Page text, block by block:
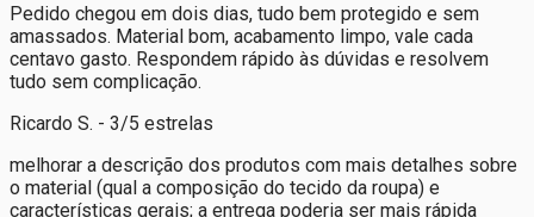
Pedido chegou em dois dias, tudo bem protegido e sem
amassados. Material bom, acabamento limpo, vale cada
centavo gasto. Respondem rápido às dúvidas e resolvem
tudo sem complicação.
Ricardo S. - 3/5 estrelas
melhorar a descrição dos produtos com mais detalhes sobre
o material (qual a composição do tecido da roupa) e
características gerais; a entrega poderia ser mais rápida